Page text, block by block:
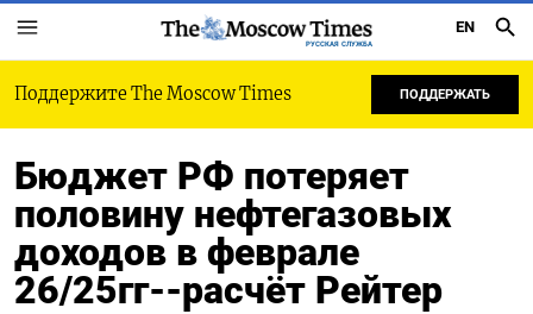
РУССКАЯ СЛУЖБА
EN
Поддержите The Moscow Times ПОДДЕРЖАТЬ
Бюджет РФ потеряет
половину нефтегазовых
доходов в феврале
26/25гг--расчёт Рейтер